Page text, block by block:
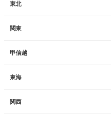
東北
関東
甲信越
東海
関西